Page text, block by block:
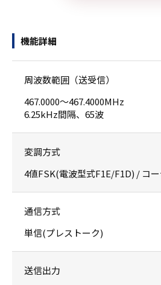
機能詳細
周波数範囲（送受信）
467.0000～467.4000MHz
6.25kHz間隔、65波
変調方式
4値FSK(電波型式F1E/F1D) / コ
通信方式
単信(プレストーク)
送信出力